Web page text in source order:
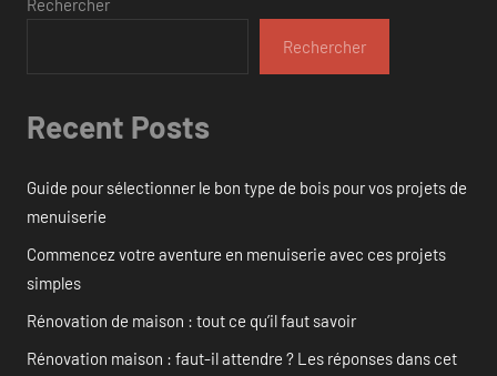
Rechercher
Rechercher
Recent Posts
Guide pour sélectionner le bon type de bois pour vos projets de
menuiserie
Commencez votre aventure en menuiserie avec ces projets
simples
Rénovation de maison : tout ce qu’il faut savoir
Rénovation maison : faut-il attendre ? Les réponses dans cet